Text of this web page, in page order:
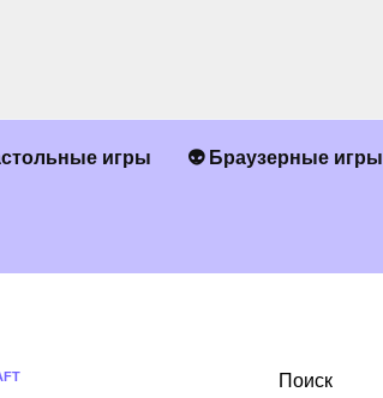
игры 👽 Браузерные игры
Поиск